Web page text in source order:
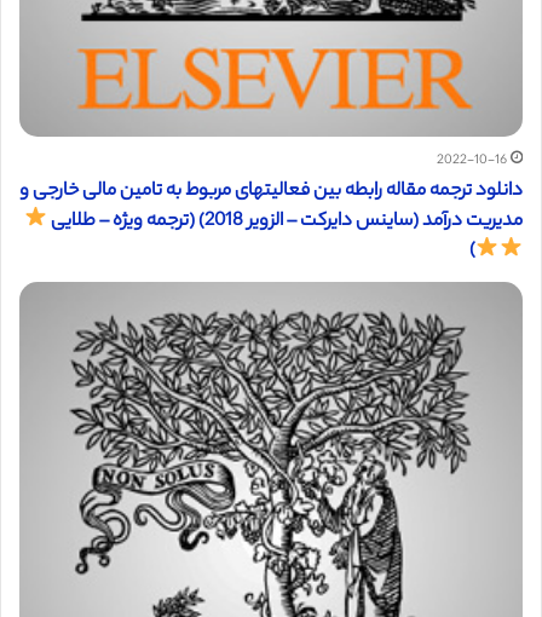
2022-10-16
دانلود ترجمه مقاله رابطه بین فعالیتهای مربوط به تامین مالی خارجی و
مدیریت درآمد (ساینس دایرکت – الزویر 2018) (ترجمه ویژه – طلایی
)